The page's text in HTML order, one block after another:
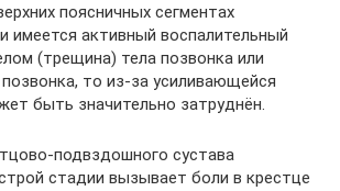
поясничных сегментах
имеется активный воспалительный
(трещина) тела позвонка или
позвонка, то из-за усиливающейся
быть значительно затруднён.
подвздошного сустава
стадии вызывает боли в крестце